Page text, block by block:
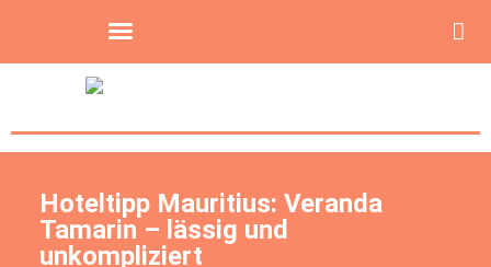
Hoteltipp Mauritius: Veranda
Tamarin – lässig und
unkompliziert